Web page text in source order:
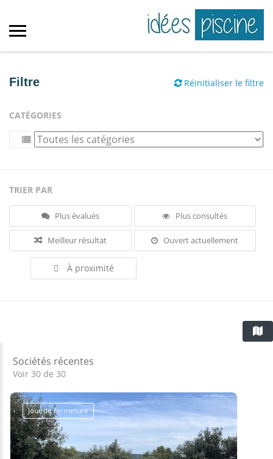
Filtre Réinitialiser le filtre
CATÉGORIES
TRIER PAR
Plus évalués Plus consultés
Meilleur résultat Ouvert actuellement
À proximité
Sociétés récentes
Voir 30 de 30
Jour de fermeture